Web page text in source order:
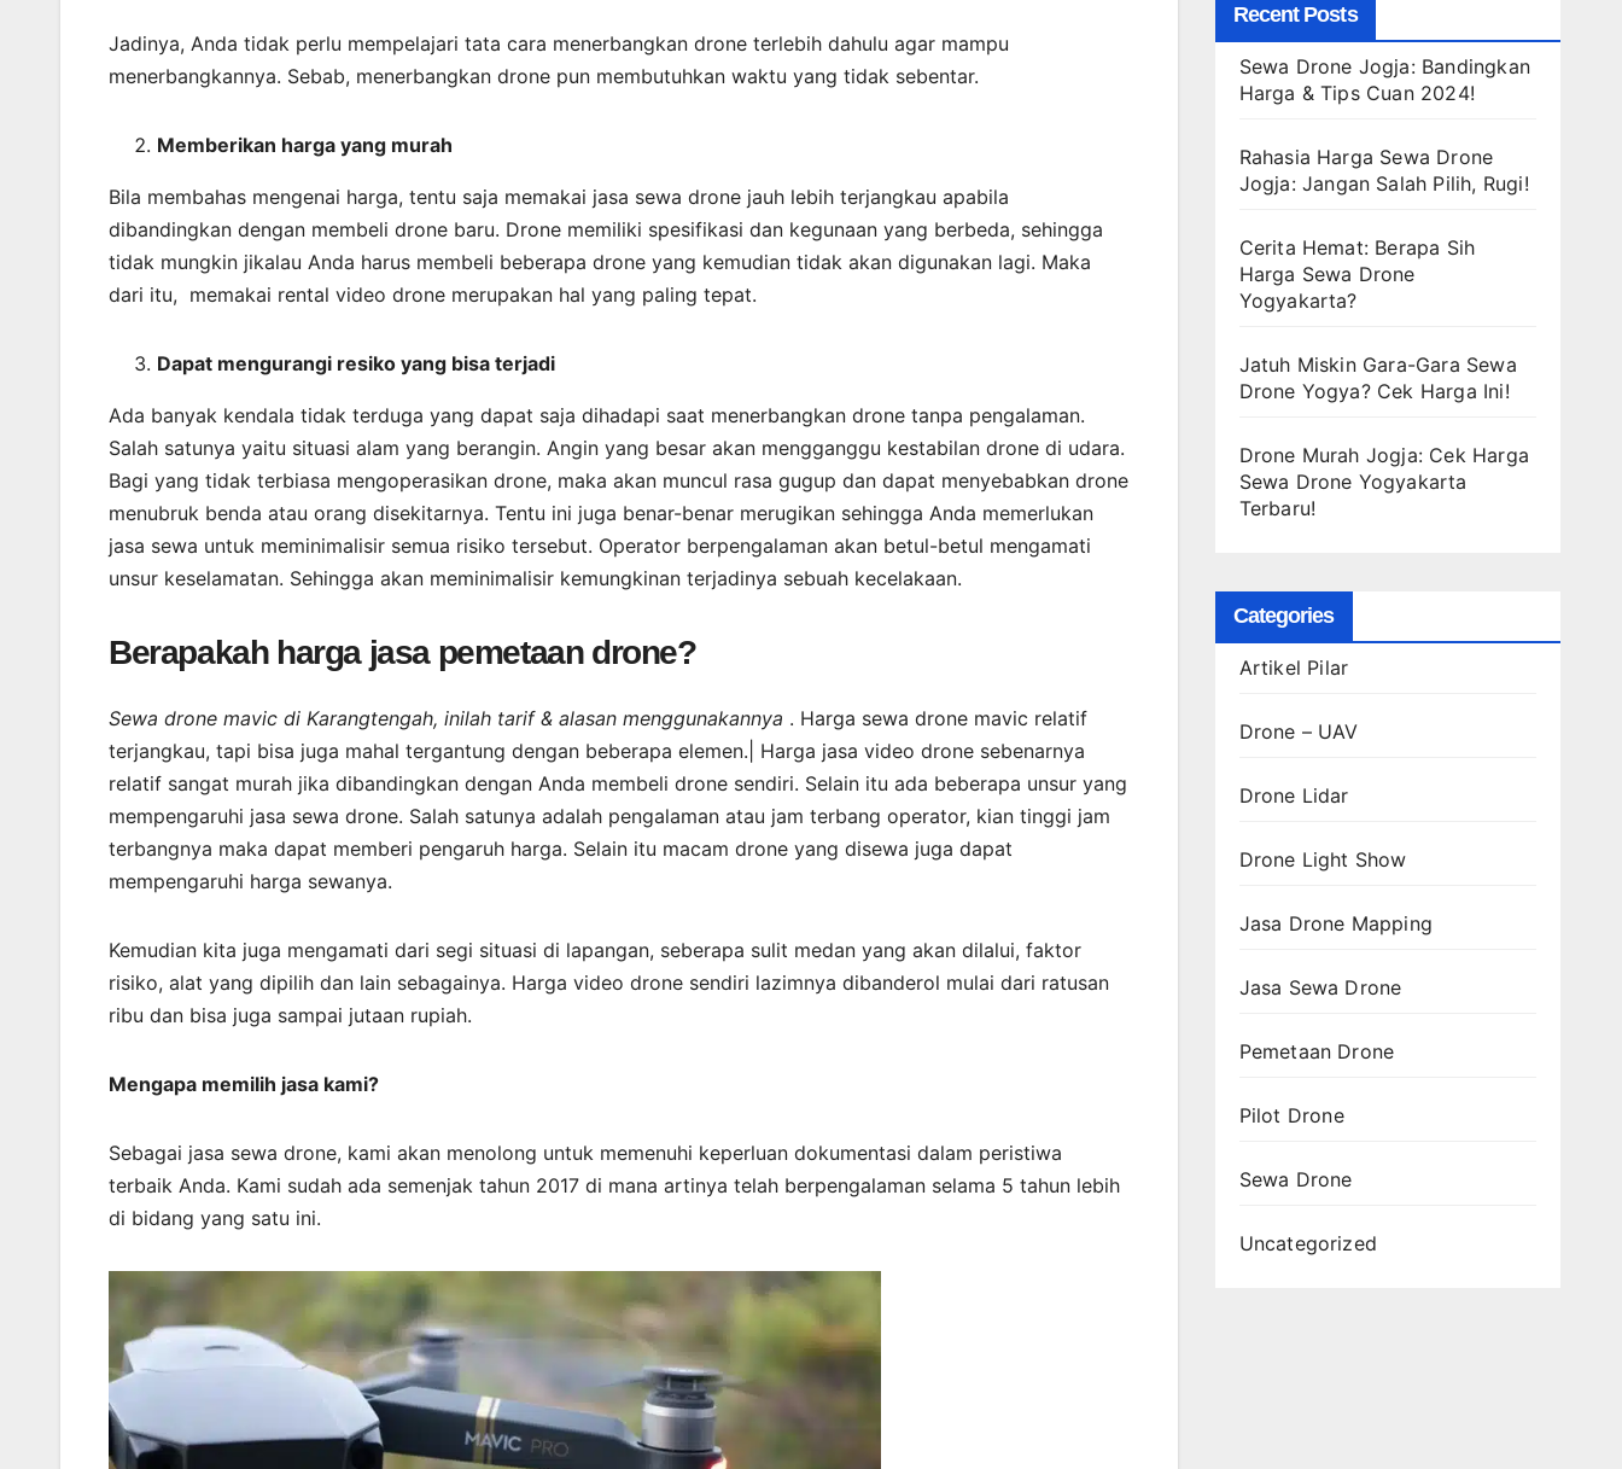
Jadinya, Anda tidak perlu mempelajari tata cara menerbangkan drone terlebih dahulu agar mampu
menerbangkannya. Sebab, menerbangkan drone pun membutuhkan waktu yang tidak sebentar.
Memberikan harga yang murah
Bila membahas mengenai harga, tentu saja memakai jasa sewa drone jauh lebih terjangkau apabila
dibandingkan dengan membeli drone baru. Drone memiliki spesifikasi dan kegunaan yang berbeda, sehingga
tidak mungkin jikalau Anda harus membeli beberapa drone yang kemudian tidak akan digunakan lagi. Maka
dari itu, memakai rental video drone merupakan hal yang paling tepat.
Dapat mengurangi resiko yang bisa terjadi
Ada banyak kendala tidak terduga yang dapat saja dihadapi saat menerbangkan drone tanpa pengalaman.
Salah satunya yaitu situasi alam yang berangin. Angin yang besar akan mengganggu kestabilan drone di udara.
Bagi yang tidak terbiasa mengoperasikan drone, maka akan muncul rasa gugup dan dapat menyebabkan drone
menubruk benda atau orang disekitarnya. Tentu ini juga benar-benar merugikan sehingga Anda memerlukan
jasa sewa untuk meminimalisir semua risiko tersebut. Operator berpengalaman akan betul-betul mengamati
unsur keselamatan. Sehingga akan meminimalisir kemungkinan terjadinya sebuah kecelakaan.
Berapakah harga jasa pemetaan drone?
Sewa drone mavic di Karangtengah, inilah tarif & alasan menggunakannya . Harga sewa drone mavic relatif
terjangkau, tapi bisa juga mahal tergantung dengan beberapa elemen.| Harga jasa video drone sebenarnya
relatif sangat murah jika dibandingkan dengan Anda membeli drone sendiri. Selain itu ada beberapa unsur yang
mempengaruhi jasa sewa drone. Salah satunya adalah pengalaman atau jam terbang operator, kian tinggi jam
terbangnya maka dapat memberi pengaruh harga. Selain itu macam drone yang disewa juga dapat
mempengaruhi harga sewanya.
Kemudian kita juga mengamati dari segi situasi di lapangan, seberapa sulit medan yang akan dilalui, faktor
risiko, alat yang dipilih dan lain sebagainya. Harga video drone sendiri lazimnya dibanderol mulai dari ratusan
ribu dan bisa juga sampai jutaan rupiah.
Mengapa memilih jasa kami?
Sebagai jasa sewa drone, kami akan menolong untuk memenuhi keperluan dokumentasi dalam peristiwa
terbaik Anda. Kami sudah ada semenjak tahun 2017 di mana artinya telah berpengalaman selama 5 tahun lebih
di bidang yang satu ini.
Recent Posts
Sewa Drone Jogja: Bandingkan
Harga & Tips Cuan 2024!
Rahasia Harga Sewa Drone
Jogja: Jangan Salah Pilih, Rugi!
Cerita Hemat: Berapa Sih
Harga Sewa Drone
Yogyakarta?
Jatuh Miskin Gara-Gara Sewa
Drone Yogya? Cek Harga Ini!
Drone Murah Jogja: Cek Harga
Sewa Drone Yogyakarta
Terbaru!
Categories
Artikel Pilar
Drone – UAV
Drone Lidar
Drone Light Show
Jasa Drone Mapping
Jasa Sewa Drone
Pemetaan Drone
Pilot Drone
Sewa Drone
Uncategorized